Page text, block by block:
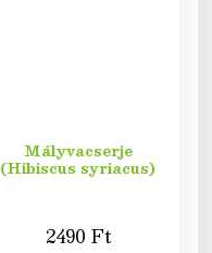
Mályvacserje
(Hibiscus syriacus)
2490 Ft